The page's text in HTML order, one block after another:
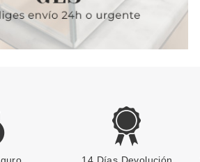
14 Días Devolución